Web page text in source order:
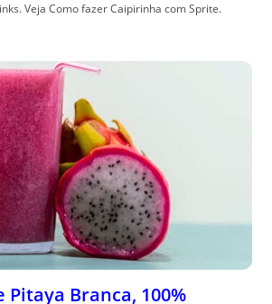
Veja Como fazer Caipirinha com Sprite.
Branca, 100%